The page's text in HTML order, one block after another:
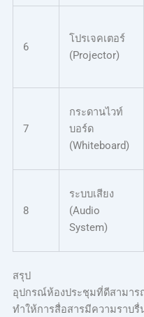
6
โปรเจคเตอร์
(Projector)
7
กระดานไวท์
บอร์ด
(Whiteboard)
8
ระบบเสียง
(Audio
System)
สรุป
อุปกรณ์ห้องประชุมที่ดีสามาร
ทำให้การสื่อสารมีความราบ